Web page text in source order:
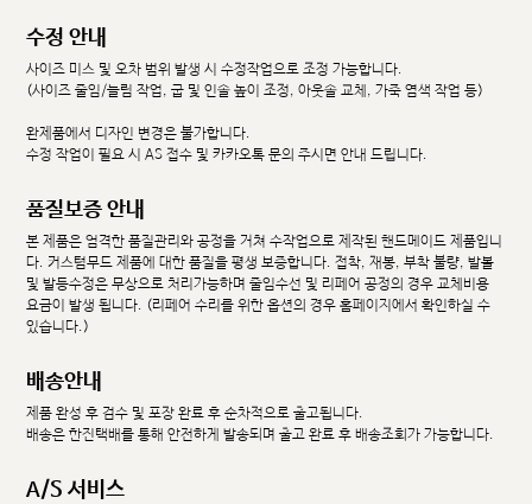
수정 안내
사이즈 미스 및 오차 범위 발생 시 수정작업으로 조정 가능합니다.
(사이즈 줄임/늘림 작업, 굽 및 인솔 높이 조정, 아웃솔 교체, 가죽 염색 작업 등)
완제품에서 디자인 변경은 불가합니다.
수정 작업이 필요 시 AS 접수 및 카카오톡 문의 주시면 안내 드립니다.
품질보증 안내
본 제품은 엄격한 품질관리와 공정을 거쳐 수작업으로 제작된 핸드메이드 제품입니
다. 커스텀무드 제품에 대한 품질을 평생 보증합니다. 접착, 재봉, 부착 불량, 발볼
및 발등수정은 무상으로 처리가능하며 줄임수선 및 리페어 공정의 경우 교체비용
요금이 발생 됩니다. (리페어 수리를 위한 옵션의 경우 홈페이지에서 확인하실 수
있습니다.)
배송안내
제품 완성 후 검수 및 포장 완료 후 순차적으로 출고됩니다.
배송은 한진택배를 통해 안전하게 발송되며 출고 완료 후 배송조회가 가능합니다.
A/S 서비스